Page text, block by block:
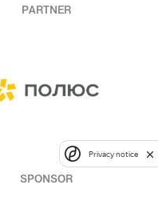
PARTNER
SPONSOR
Privacy notice